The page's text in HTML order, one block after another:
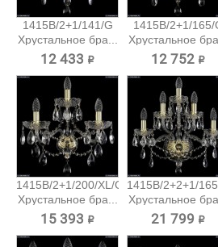
1415B/2+1/141/G
Хрустальное бра...
12 433 ₽
1415B/2+1/165/
Хрустальное
12 752 ₽
1415B/2+1/200/XL/G
Хрустальное бра...
15 393 ₽
1415B/2+2+1/
Хрустальное
21 799 ₽